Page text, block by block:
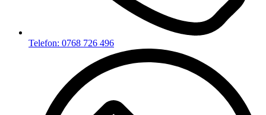
Telefon: 0768 726 496